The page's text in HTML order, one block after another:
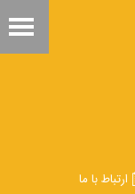
ارتباط با ما